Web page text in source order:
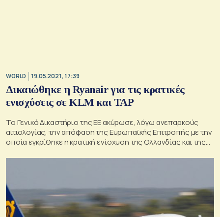
WORLD 19.05.2021, 17:39
Δικαιώθηκε η Ryanair για τις κρατικές
ενισχύσεις σε KLM και TAP
Το Γενικό Δικαστήριο της ΕΕ ακύρωσε, λόγω ανεπαρκούς
αιτιολογίας, την απόφαση της Ευρωπαϊκής Επιτροπής με την
οποία εγκρίθηκε η κρατική ενίσχυση της Ολλανδίας και της
αντιστοίχως.